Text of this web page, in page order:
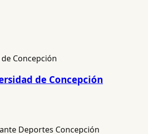
de Concepción